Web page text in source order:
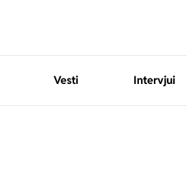
Vesti Intervjui